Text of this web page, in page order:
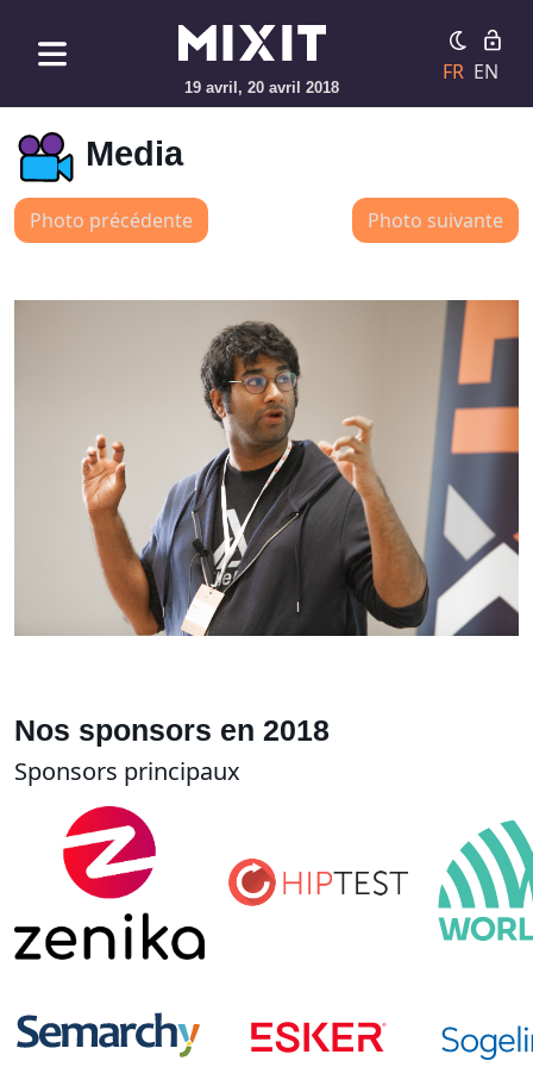
19 avril, 20 avril 2018
FR EN
Media
Photo précédente Photo suivante
Nos sponsors en 2018
Sponsors principaux